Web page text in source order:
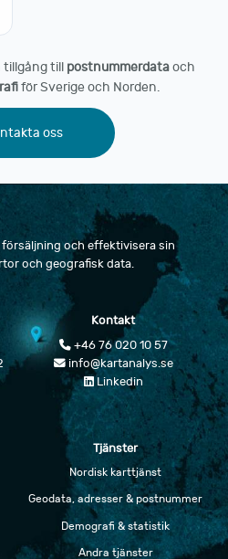
tillgång till postnummerdataoch
för Sverige och Norden.
oss
och effektivisera sin
och geografisk data.
Kontakt
+46 76 020 10 57
info@kartanalys.se
Linkedin
Tjänster
Nordisk karttjänst
Geodata, adresser & postnummer
Demografi & statistik
Andra tjänster